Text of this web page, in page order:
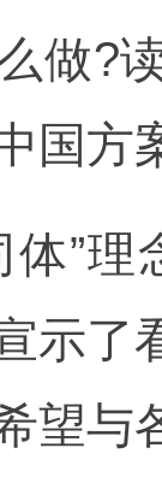
做?
国方
体”
示了
望与